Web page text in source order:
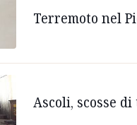
Terremoto nel
Ascoli, scosse